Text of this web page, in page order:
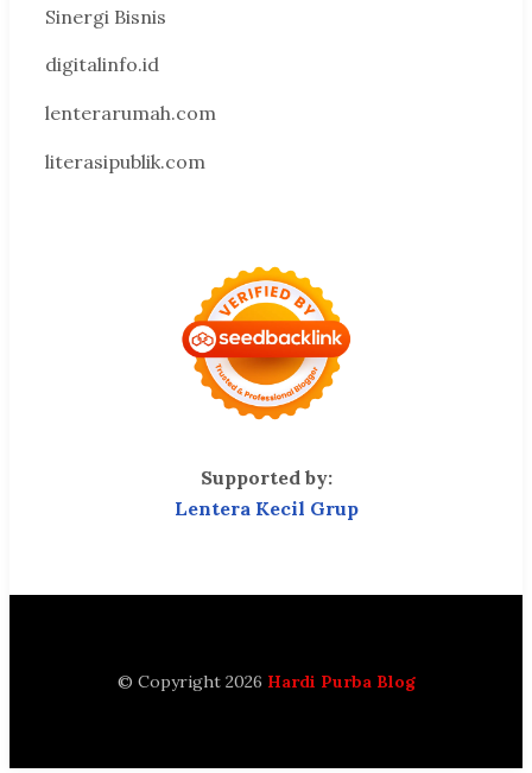
Sinergi Bisnis
digitalinfo.id
lenterarumah.com
literasipublik.com
Supported by:
Lentera Kecil Grup
© Copyright 2026 Hardi Purba Blog